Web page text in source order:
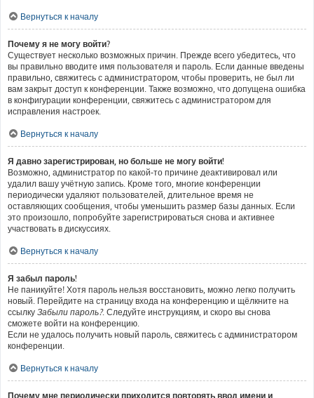
Вернуться к началу
Почему я не могу войти?
Существует несколько возможных причин. Прежде всего убедитесь, что
вы правильно вводите имя пользователя и пароль. Если данные введены
правильно, свяжитесь с администратором, чтобы проверить, не был ли
вам закрыт доступ к конференции. Также возможно, что допущена ошибка
в конфигурации конференции, свяжитесь с администратором для
исправления настроек.
Вернуться к началу
Я давно зарегистрирован, но больше не могу войти!
Возможно, администратор по какой-то причине деактивировал или
удалил вашу учётную запись. Кроме того, многие конференции
периодически удаляют пользователей, длительное время не
оставляющих сообщения, чтобы уменьшить размер базы данных. Если
это произошло, попробуйте зарегистрироваться снова и активнее
участвовать в дискуссиях.
Вернуться к началу
Я забыл пароль!
Не паникуйте! Хотя пароль нельзя восстановить, можно легко получить
новый. Перейдите на страницу входа на конференцию и щёлкните на
ссылку Забыли пароль?. Следуйте инструкциям, и скоро вы снова
сможете войти на конференцию.
Если не удалось получить новый пароль, свяжитесь с администратором
конференции.
Вернуться к началу
Почему мне периодически приходится повторять ввод имени и